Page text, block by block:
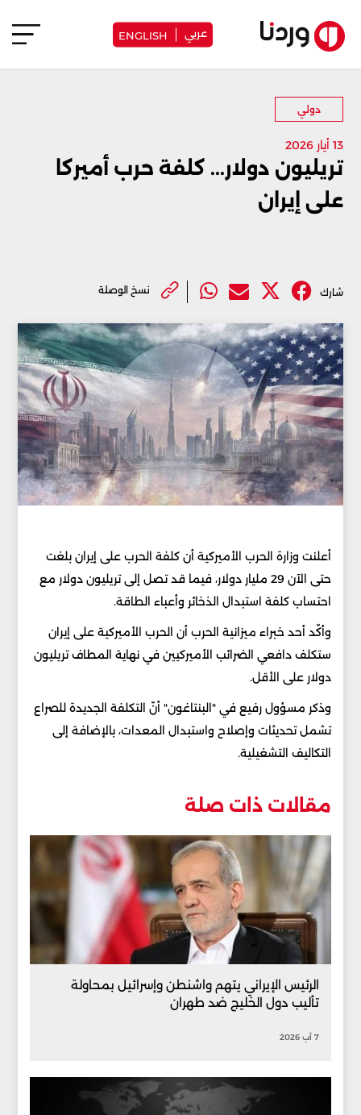
عربي ENGLISH
دولي
13 أيار 2026
تريليون دولار... كلفة حرب أميركا
على إيران
شارك نسخ الوصلة
أعلنت وزارة الحرب الأميركية أن كلفة الحرب على إيران بلغت
حتى الآن 29 مليار دولار، فيما قد تصل إلى تريليون دولار مع
احتساب كلفة استبدال الذخائر وأعباء الطاقة.
وأكّد أحد خبراء ميزانية الحرب أن الحرب الأميركية على إيران
ستكلف دافعي الضرائب الأميركيين في نهاية المطاف تريليون
دولار على الأقل.
وذكر مسؤول رفيع في "البنتاغون" أنّ التكلفة الجديدة للصراع
تشمل تحديثات وإصلاح واستبدال المعدات، بالإضافة إلى
التكاليف التشغيلية.
مقالات ذات صلة
الرئيس الإيراني يتهم واشنطن وإسرائيل بمحاولة
تأليب دول الخليج ضد طهران
7 آب 2026